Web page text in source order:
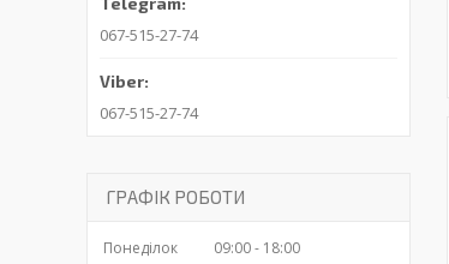
067-515-27-74
067-515-27-74
ГРАФІК РОБОТИ
Понеділок 09:00
18:00